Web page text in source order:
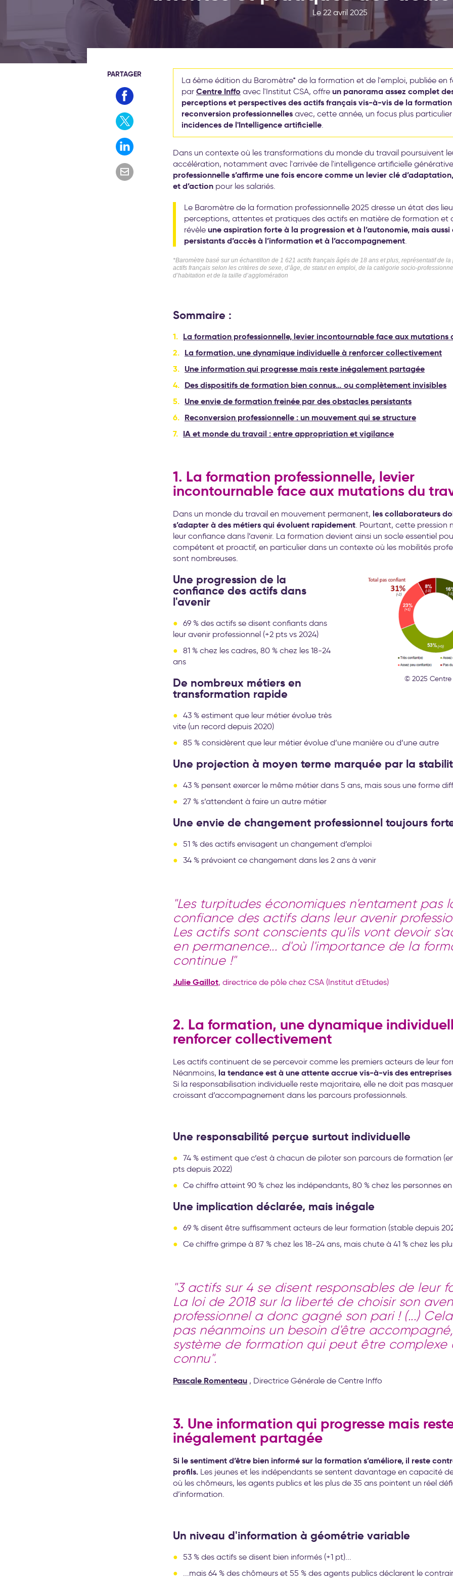
Le 22 avril 2025
La 6ème édition du Baromètre* de la formation et de l'emploi, publiée en
par Centre Inffo avec l'Institut CSA, offre un panorama assez complet
perceptions et perspectives des actifs français vis-à-vis de la
reconversion professionnelles avec, cette année, un focus plus particulier
incidences de l'Intelligence artificielle.
Dans un contexte où les transformations du monde du travail poursuivent
accélération, notamment avec l'arrivée de l'intelligence artificielle
professionnelle s’affirme une fois encore comme un levier clé
et d’action pour les salariés.
Le Baromètre de la formation professionnelle 2025 dresse un état des
perceptions, attentes et pratiques des actifs en matière de formation et
révèle une aspiration forte à la progression et à l’autonomie, mais aussi
persistants d’accès à l’information et à l’accompagnement.
*Baromètre basé sur un échantillon de 1 621 actifs français âgés de 18 ans et plus, représentatif de
actifs français selon les critères de sexe, d’âge, de statut en emploi, de la catégorie socio-
d’habitation et de la taille d’agglomération
Sommaire :
La formation professionnelle, levier incontournable face aux mutations
La formation, une dynamique individuelle à renforcer collectivement
Une information qui progresse mais reste inégalement partagée
Des dispositifs de formation bien connus… ou complètement invisibles
Une envie de formation freinée par des obstacles persistants
Reconversion professionnelle : un mouvement qui se structure
IA et monde du travail : entre appropriation et vigilance
1. La formation professionnelle, levier
incontournable face aux mutations du
Dans un monde du travail en mouvement permanent, les collaborateurs
s’adapter à des métiers qui évoluent rapidement. Pourtant, cette pression
leur confiance dans l’avenir. La formation devient ainsi un socle essentiel
compétent et proactif, en particulier dans un contexte où les mobilités
sont nombreuses.
© 2025 Centre
Une progression de la
confiance des actifs dans
l'avenir
69 % des actifs se disent confiants dans
leur avenir professionnel (+2 pts vs 2024)
81 % chez les cadres, 80 % chez les 18-24
ans
De nombreux métiers en
transformation rapide
43 % estiment que leur métier évolue très
vite (un record depuis 2020)
85 % considèrent que leur métier évolue d’une manière ou d’une autre
Une projection à moyen terme marquée par la
43 % pensent exercer le même métier dans 5 ans, mais sous une forme
27 % s’attendent à faire un autre métier
Une envie de changement professionnel toujours
51 % des actifs envisagent un changement d’emploi
34 % prévoient ce changement dans les 2 ans à venir
"Les turpitudes économiques n'entament pas
confiance des actifs dans leur avenir
Les actifs sont conscients qu'ils vont devoir
en permanence... d'où l'importance de la
continue !"
Julie Gaillot, directrice de pôle chez CSA (Institut d'Etudes)
2. La formation, une dynamique
renforcer collectivement
Les actifs continuent de se percevoir comme les premiers acteurs de leur
Néanmoins, la tendance est à une attente accrue vis-à-vis des
Si la responsabilisation individuelle reste majoritaire, elle ne doit pas
croissant d’accompagnement dans les parcours professionnels.
Une responsabilité perçue surtout individuelle
74 % estiment que c’est à chacun de piloter son parcours de formation
pts depuis 2022)
Ce chiffre atteint 90 % chez les indépendants, 80 % chez les personnes
Une implication déclarée, mais inégale
69 % disent être suffisamment acteurs de leur formation (stable depuis
Ce chiffre grimpe à 87 % chez les 18-24 ans, mais chute à 41 % chez les
"3 actifs sur 4 se disent responsables de leur
La loi de 2018 sur la liberté de choisir son
professionnel a donc gagné son pari ! (...)
pas néanmoins un besoin d'être
système de formation qui peut être complexe
connu".
Pascale Romenteau , Directrice Générale de Centre Inffo
3. Une information qui progresse mais
inégalement partagée
Si le sentiment d’être bien informé sur la formation s’améliore, il reste
profils. Les jeunes et les indépendants se sentent davantage en capacité de
où les chômeurs, les agents publics et les plus de 35 ans pointent un réel
d’information.
Un niveau d'information à géométrie variable
53 % des actifs se disent bien informés (+1 pt)...
...mais 64 % des chômeurs et 55 % des agents publics déclarent le
PARTAGER